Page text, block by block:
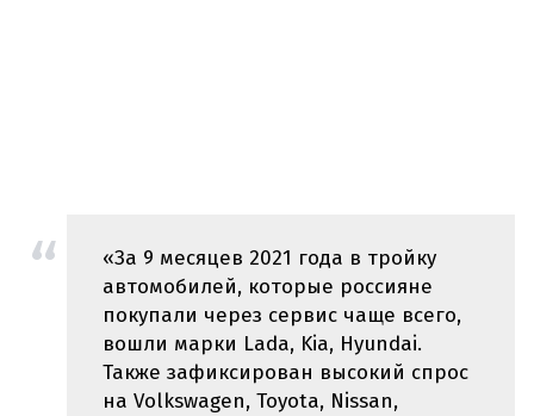
«За 9 месяцев 2021 года в тройку
автомобилей, которые россияне
покупали через сервис чаще всего,
вошли марки Lada, Kia, Hyundai.
Также зафиксирован высокий спрос
на Volkswagen, Toyota, Nissan,